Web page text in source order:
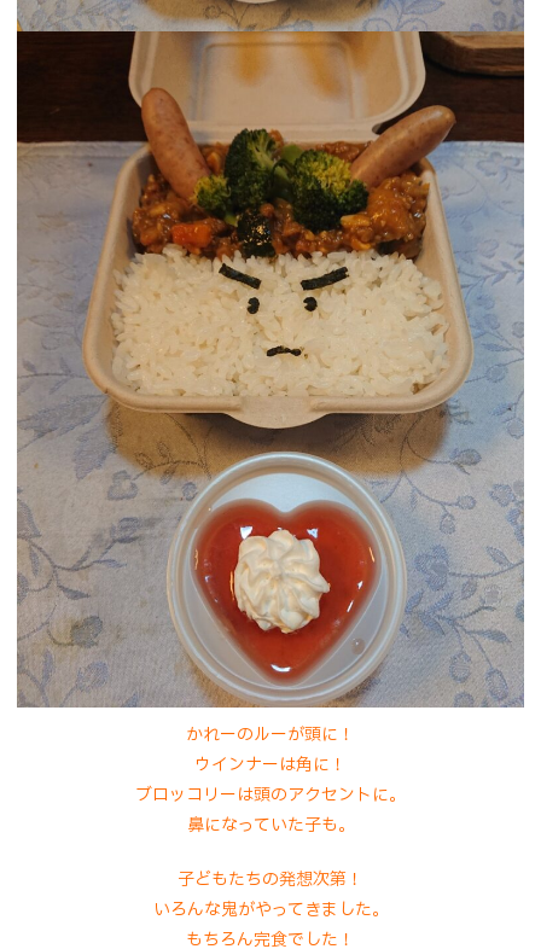
かれーのルーが頭に！
ウインナーは角に！
ブロッコリーは頭のアクセントに。
鼻になっていた子も。
子どもたちの発想次第！
いろんな鬼がやってきました。
もちろん完食でした！